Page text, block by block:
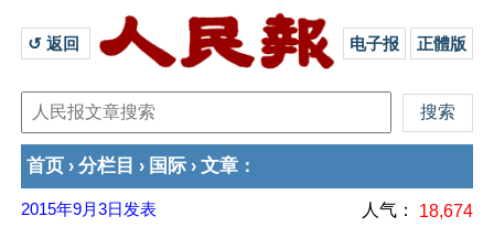
↺ 返回 电子报 正體版
首页 › 分栏目 › 国际 › 文章 ：
2015年9月3日 发表 人气： 18,674